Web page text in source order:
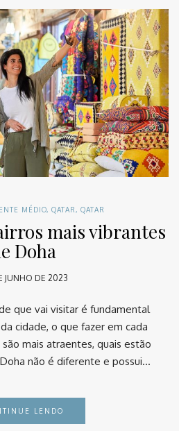
MÉDIO, QATAR, QATAR
mais vibrantes
Doha
JUNHO DE 2023
que vai visitar é fundamental
cidade, o que fazer em cada
mais atraentes, quais estão
não é diferente e possui…
LENDO